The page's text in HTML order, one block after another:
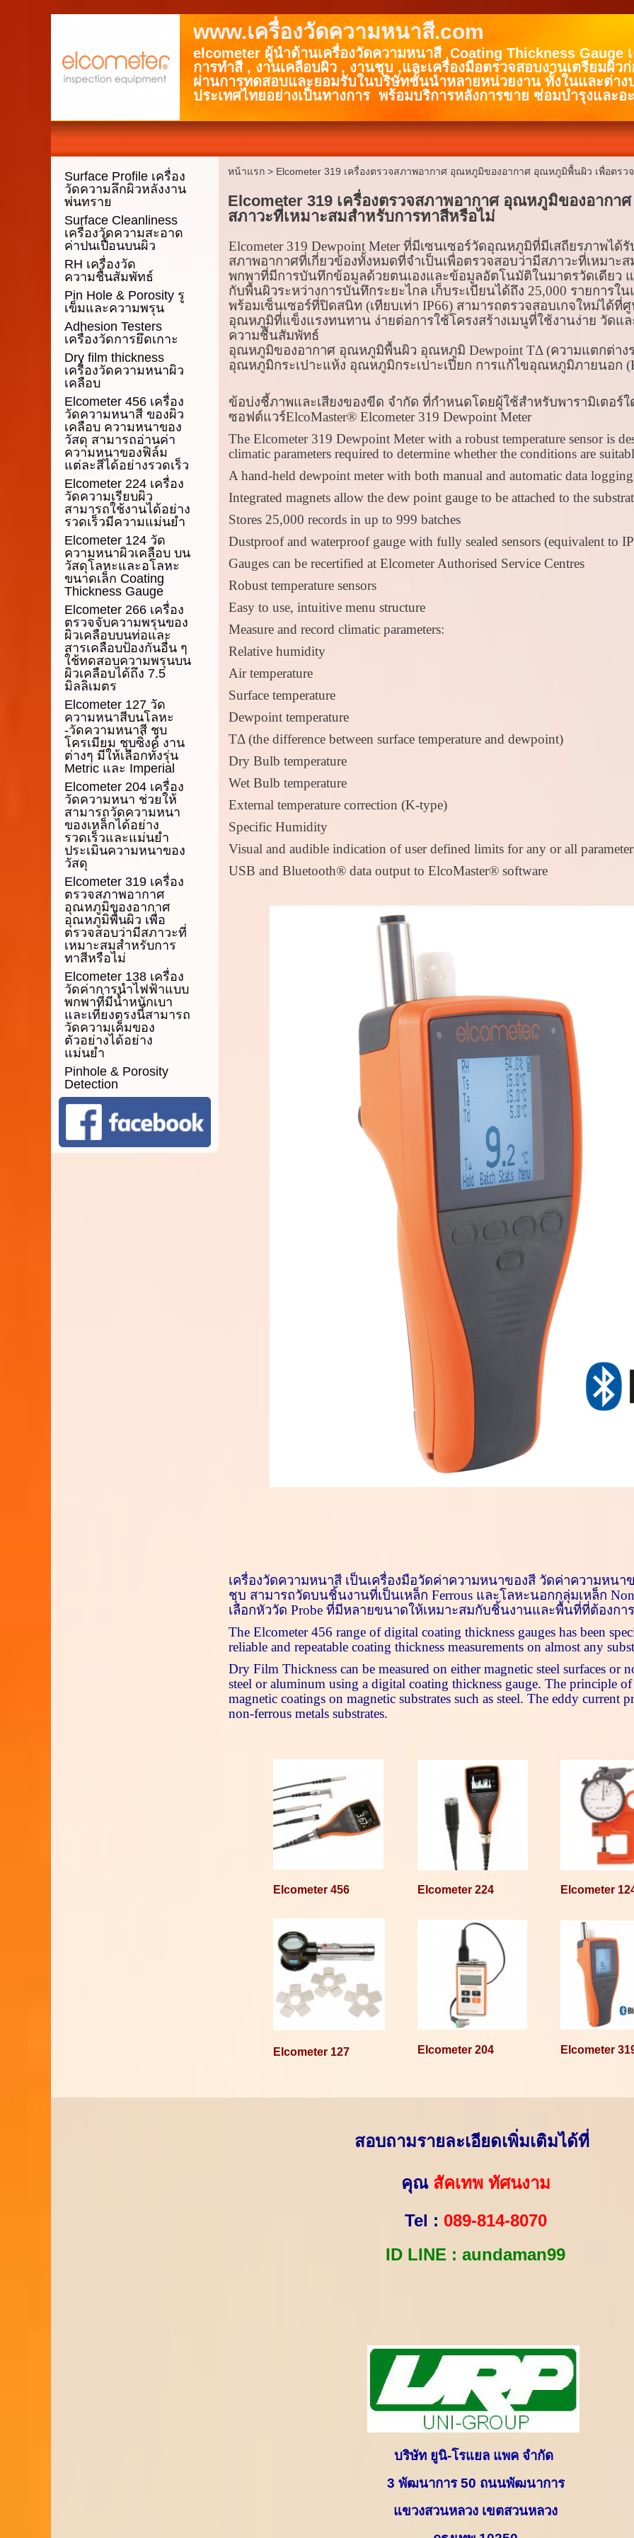
www.เครื่องวัดความหนาสี.com
elcometer ผู้นำด้านเครื่องวัดความหนาสี Coating Thickness Gauge
การทำสี , งานเคลือบผิว , งานชุบ ,และเครื่องมือตรวจสอบงานเตรียมผิ
ผ่านการทดสอบและยอมรับในบริษัทชั้นนำหลายหน่วยงาน ทั้งในและต่าง
ประเทศไทยอย่างเป็นทางการ พร้อมบริการหลังการขาย ซ่อมบำรุงและอ
Surface Profile เครื่อง
วัดความลึกผิวหลังงาน
พ่นทราย
Surface Cleanliness
เครื่องวัดความสะอาด
ค่าปนเปื้อนบนผิว
RH เครื่องวัด
ความชื้นสัมพัทธ์
Pin Hole & Porosity รู
เข็มและความพรุน
Adhesion Testers
เครื่องวัดการยึดเกาะ
Dry film thickness
เครื่องวัดความหนาผิว
เคลือบ
Elcometer 456 เครื่อง
วัดความหนาสี ของผิว
เคลือบ ความหนาของ
วัสดุ สามารถอ่านค่า
ความหนาของฟิล์ม
แต่ละสีได้อย่างรวดเร็ว
Elcometer 224 เครื่อง
วัดความเรียบผิว
สามารถใช้งานได้อย่าง
รวดเร็วมีความแม่นยำ
Elcometer 124 วัด
ความหนาผิวเคลือบ บน
วัสดุโลหะและอโลหะ
ขนาดเล็ก Coating
Thickness Gauge
Elcometer 266 เครื่อง
ตรวจจับความพรุนของ
ผิวเคลือบบนท่อและ
สารเคลือบป้องกันอื่น ๆ
ใช้ทดสอบความพรุนบน
ผิวเคลือบได้ถึง 7.5
มิลลิเมตร
Elcometer 127 วัด
ความหนาสีบนโลหะ
-วัดความหนาสี ชุบ
โครเมียม ชุบซิ่งค์ งาน
ต่างๆ มีให้เลือกทั้งรุ่น
Metric และ Imperial
Elcometer 204 เครื่อง
วัดความหนา ช่วยให้
สามารถวัดความหนา
ของเหล็กได้อย่าง
รวดเร็วและแม่นยำ
ประเมินความหนาของ
วัสดุ
Elcometer 319 เครื่อง
ตรวจสภาพอากาศ
อุณหภูมิของอากาศ
อุณหภูมิพื้นผิว เพื่อ
ตรวจสอบว่ามีสภาวะที่
เหมาะสมสำหรับการ
ทาสีหรือไม่
Elcometer 138 เครื่อง
วัดค่าการนำไฟฟ้าแบบ
พกพาที่มีน้ำหนักเบา
และเที่ยงตรงนี้สามารถ
วัดความเค็มของ
ตัวอย่างได้อย่าง
แม่นยำ
Pinhole & Porosity
Detection
หน้าแรก> Elcometer 319 เครื่องตรวจสภาพอากาศ อุณหภูมิของอากาศ อุณหภูมิพื้นผิว เพื่อตร
Elcometer 319 เครื่องตรวจสภาพอากาศ อุณหภูมิของอาก
สภาวะที่เหมาะสมสำหรับการทาสีหรือไม่
Elcometer 319 Dewpoint Meter ที่มีเซนเซอร์วัดอุณหภูมิที่มีเสถียรภาพไ
สภาพอากาศที่เกี่ยวข้องทั้งหมดที่จำเป็นเพื่อตรวจสอบว่ามีสภาวะที่เหมา
พกพาที่มีการบันทึกข้อมูลด้วยตนเองและข้อมูลอัตโนมัติในมาตรวัดเดียว
กับพื้นผิวระหว่างการบันทึกระยะไกล เก็บระเบียนได้ถึง 25,000 รายการ
พร้อมเซ็นเซอร์ที่ปิดสนิท (เทียบเท่า IP66) สามารถตรวจสอบเกจใหม่ได้ที่
อุณหภูมิที่แข็งแรงทนทาน ง่ายต่อการใช้โครงสร้างเมนูที่ใช้งานง่าย วัดแ
ความชื้นสัมพัทธ์
อุณหภูมิของอากาศ อุณหภูมิพื้นผิว อุณหภูมิ Dewpoint TΔ (ความแตกต่า
อุณหภูมิกระเปาะแห้ง อุณหภูมิกระเปาะเปียก การแก้ไขอุณหภูมิภายนอก
ข้อบ่งชี้ภาพและเสียงของขีด จำกัด ที่กำหนดโดยผู้ใช้สำหรับพารามิเตอร์
ซอฟต์แวร์ElcoMaster®Elcometer 319 Dewpoint Meter
The Elcometer 319 Dewpoint Meter with a robust temperature sensor is
climatic parameters required to determine whether the conditions are
A hand-held dewpoint meter with both manual and automatic data
Integrated magnets allow the dew point gauge to be attached to the
Stores 25,000 records in up to 999 batches
Dustproof and waterproof gauge with fully sealed sensors (equivalent to
Gauges can be recertified at Elcometer Authorised Service Centres
Robust temperature sensors
Easy to use, intuitive menu structure
Measure and record climatic parameters:
Relative humidity
Air temperature
Surface temperature
Dewpoint temperature
TΔ (the difference between surface temperature and dewpoint)
Dry Bulb temperature
Wet Bulb temperature
External temperature correction (K-type)
Specific Humidity
Visual and audible indication of user defined limits for any or all
USB and Bluetooth® data output to ElcoMaster® software
เครื่องวัดความหนาสี เป็นเครื่องมือวัดค่าความหนาของสี วัดค่าความหนา
ชุบ สามารถวัดบนชิ้นงานที่เป็นเหล็ก Ferrous และโลหะนอกกลุ่มเหล็ก
เลือกหัววัด Probe ที่มีหลายขนาดให้เหมาะสมกับชิ้นงานและพื้นที่ที่ต้องกา
The Elcometer 456 range of digital coating thickness gauges has been
reliable and repeatable coating thickness measurements on almost any
Dry Film Thickness can be measured on either magnetic steel surfaces or
steel or aluminum using a digital coating thickness gauge. The principle
magnetic coatings on magnetic substrates such as steel. The eddy
non-ferrous metals substrates.
Elcometer 456 Elcometer 224 Elcometer
Elcometer 127 Elcometer 204 Elcometer
สอบถามรายละเอียดเพิ่มเติมได้ที่
คุณสัคเทพ ทัศนงาม
Tel : 089-814-8070
ID LINE : aundaman99
บริษัท ยูนิ-โรแยล แพค จำกัด
3 พัฒนาการ50 ถนนพัฒนาการ
แขวงสวนหลวง เขตสวนหลวง